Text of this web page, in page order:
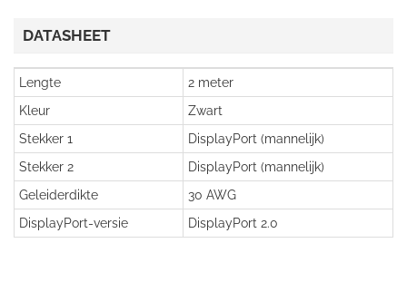
DATASHEET
Lengte
2 meter
Kleur
Zwart
Stekker 1
DisplayPort (mannelijk)
Stekker 2
DisplayPort (mannelijk)
Geleiderdikte
30 AWG
DisplayPort-versie
DisplayPort 2.0